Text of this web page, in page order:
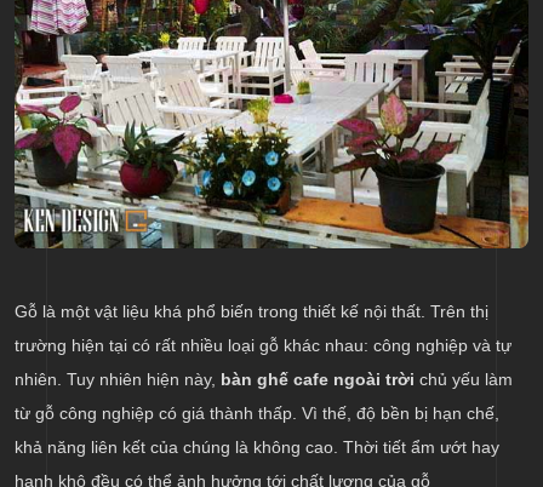
Gỗ là một vật liệu khá phổ biến trong thiết kế nội thất. Trên thị
trường hiện tại có rất nhiều loại gỗ khác nhau: công nghiệp và tự
nhiên. Tuy nhiên hiện này, bàn ghế cafe ngoài trời chủ yếu làm
từ gỗ công nghiệp có giá thành thấp. Vì thế, độ bền bị hạn chế,
khả năng liên kết của chúng là không cao. Thời tiết ẩm ướt hay
hanh khô đều có thể ảnh hưởng tới chất lượng của gỗ